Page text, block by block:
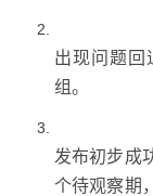
出现问题回
发布初步成
个待观察期